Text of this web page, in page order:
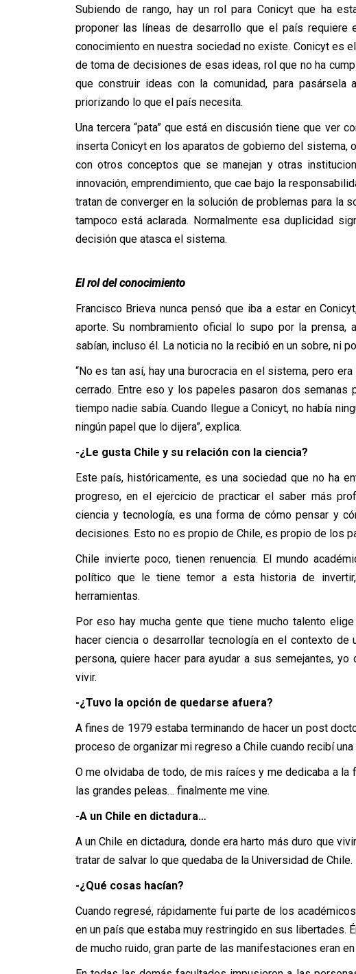
Subiendo de rango, hay un rol para Conicyt que ha
proponer las líneas de desarrollo que el país
conocimiento en nuestra sociedad no existe. Conicyt es
de toma de decisiones de esas ideas, rol que no ha
que construir ideas con la comunidad, para
priorizando lo que el país necesita.
Una tercera “pata” que está en discusión tiene que ver
inserta Conicyt en los aparatos de gobierno del sistema,
con otros conceptos que se manejan y otras
innovación, emprendimiento, que cae bajo la
tratan de converger en la solución de problemas para la
tampoco está aclarada. Normalmente esa duplicidad
decisión que atasca el sistema.
El rol del conocimiento
Francisco Brieva nunca pensó que iba a estar en
aporte. Su nombramiento oficial lo supo por la prensa,
sabían, incluso él. La noticia no la recibió en un sobre, ni
“No es tan así, hay una burocracia en el sistema, pero
cerrado. Entre eso y los papeles pasaron dos
tiempo nadie sabía. Cuando llegue a Conicyt, no había
ningún papel que lo dijera”, explica.
-¿Le gusta Chile y su relación con la ciencia?
Este país, históricamente, es una sociedad que no ha
progreso, en el ejercicio de practicar el saber más
ciencia y tecnología, es una forma de cómo pensar y
decisiones. Esto no es propio de Chile, es propio de los
Chile invierte poco, tienen renuencia. El mundo
político que le tiene temor a esta historia de
herramientas.
Por eso hay mucha gente que tiene mucho talento
hacer ciencia o desarrollar tecnología en el contexto
persona, quiere hacer para ayudar a sus semejantes,
vivir.
-¿Tuvo la opción de quedarse afuera?
A fines de 1979 estaba terminando de hacer un post
proceso de organizar mi regreso a Chile cuando recibí
O me olvidaba de todo, de mis raíces y me dedicaba a
las grandes peleas… finalmente me vine.
-A un Chile en dictadura…
A un Chile en dictadura, donde era harto más duro que
tratar de salvar lo que quedaba de la Universidad de Chile.
-¿Qué cosas hacían?
Cuando regresé, rápidamente fui parte de los
en un país que estaba muy restringido en sus libertades.
de mucho ruido, gran parte de las manifestaciones eran